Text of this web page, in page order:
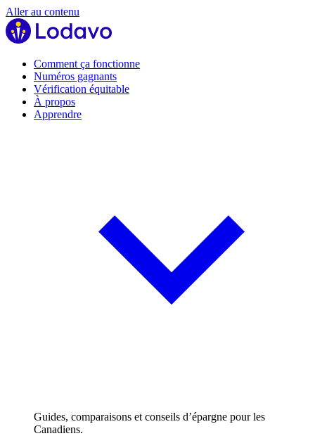
Aller au contenu
Comment ça fonctionne
Numéros gagnants
Vérification équitable
À propos
Apprendre
Guides, comparaisons et conseils d’épargne pour les
Canadiens.